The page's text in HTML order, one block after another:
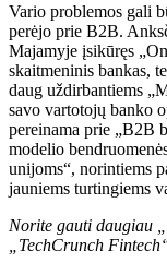
Vario problemos gali
perėjo prie B2B.
Majamyje įsikūręs
skaitmeninis bankas,
daug uždirbantiems
savo vartotojų banko
pereinama prie „B2B
modelio
unijoms“, norintiems
jauniems turtingiems
Norite gauti daugiau
„TechCrunch